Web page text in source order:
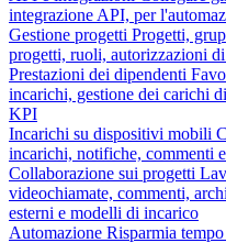
integrazione API, per
Gestione progetti Progetti,
progetti, ruoli, autorizzazioni di
Prestazioni dei dipendenti
incarichi, gestione dei carichi
KPI
Incarichi su dispositivi mobili
incarichi, notifiche, commenti
Collaborazione sui progetti
videochiamate, commenti,
esterni e modelli di incarico
Automazione Risparmia